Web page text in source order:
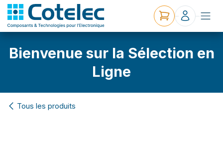
Bienvenue sur la Sélection en
Ligne
Tous les produits